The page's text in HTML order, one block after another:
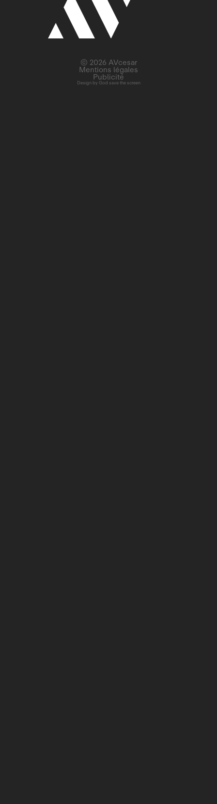
Design by God save the screen
© 2026 AVcesar
Mentions légales
Publicité